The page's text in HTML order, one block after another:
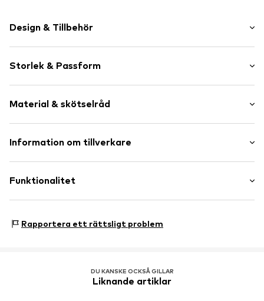
Design & Tillbehör
Läder
Rund tå
Femhålssnörning
Flexibel gångsula
Storlek & Passform
Material & skötselråd
Ytmaterial: Läder
Innehåller icke-textila delar av animaliskt ursprung: ja
Ursprungsland: Vietnam
Information om tillverkare
Hoogoorddreef 9-A
NL
Funktionalitet
Rapportera ett rättsligt problem
DU KANSKE OCKSÅ GILLAR
Liknande artiklar